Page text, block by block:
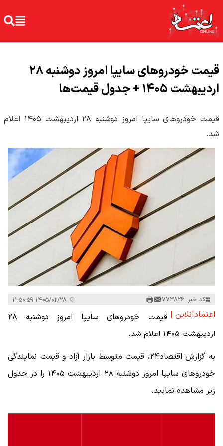
قیمت خودرو‌های سایپا امروز دوشنبه ۲۸
اردیبهشت ۱۴۰۵ + جدول قیمت‌ها
قیمت خودرو‌های سایپا امروز دوشنبه ۲۸ اردیبهشت ۱۴۰۵ اعلام
شد.
کد خبر: 773826
اعتمادآنلاین |
قیمت خودرو‌های سایپا امروز دوشنبه ۲۸
اردیبهشت ۱۴۰۵ اعلام شد.
به گزارش اقتصاد۲۴، قیمت متوسط بازار آزاد و قیمت نمایندگی
خودرو‌های سایپا امروز دوشنبه ۲۸ اردیبهشت ۱۴۰۵ را در جدول
زیر مشاهده نمایید.